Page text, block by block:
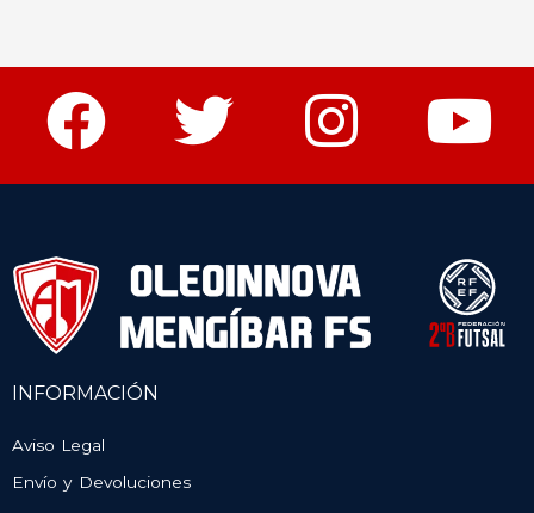
INFORMACIÓN
Aviso Legal
Envío y Devoluciones